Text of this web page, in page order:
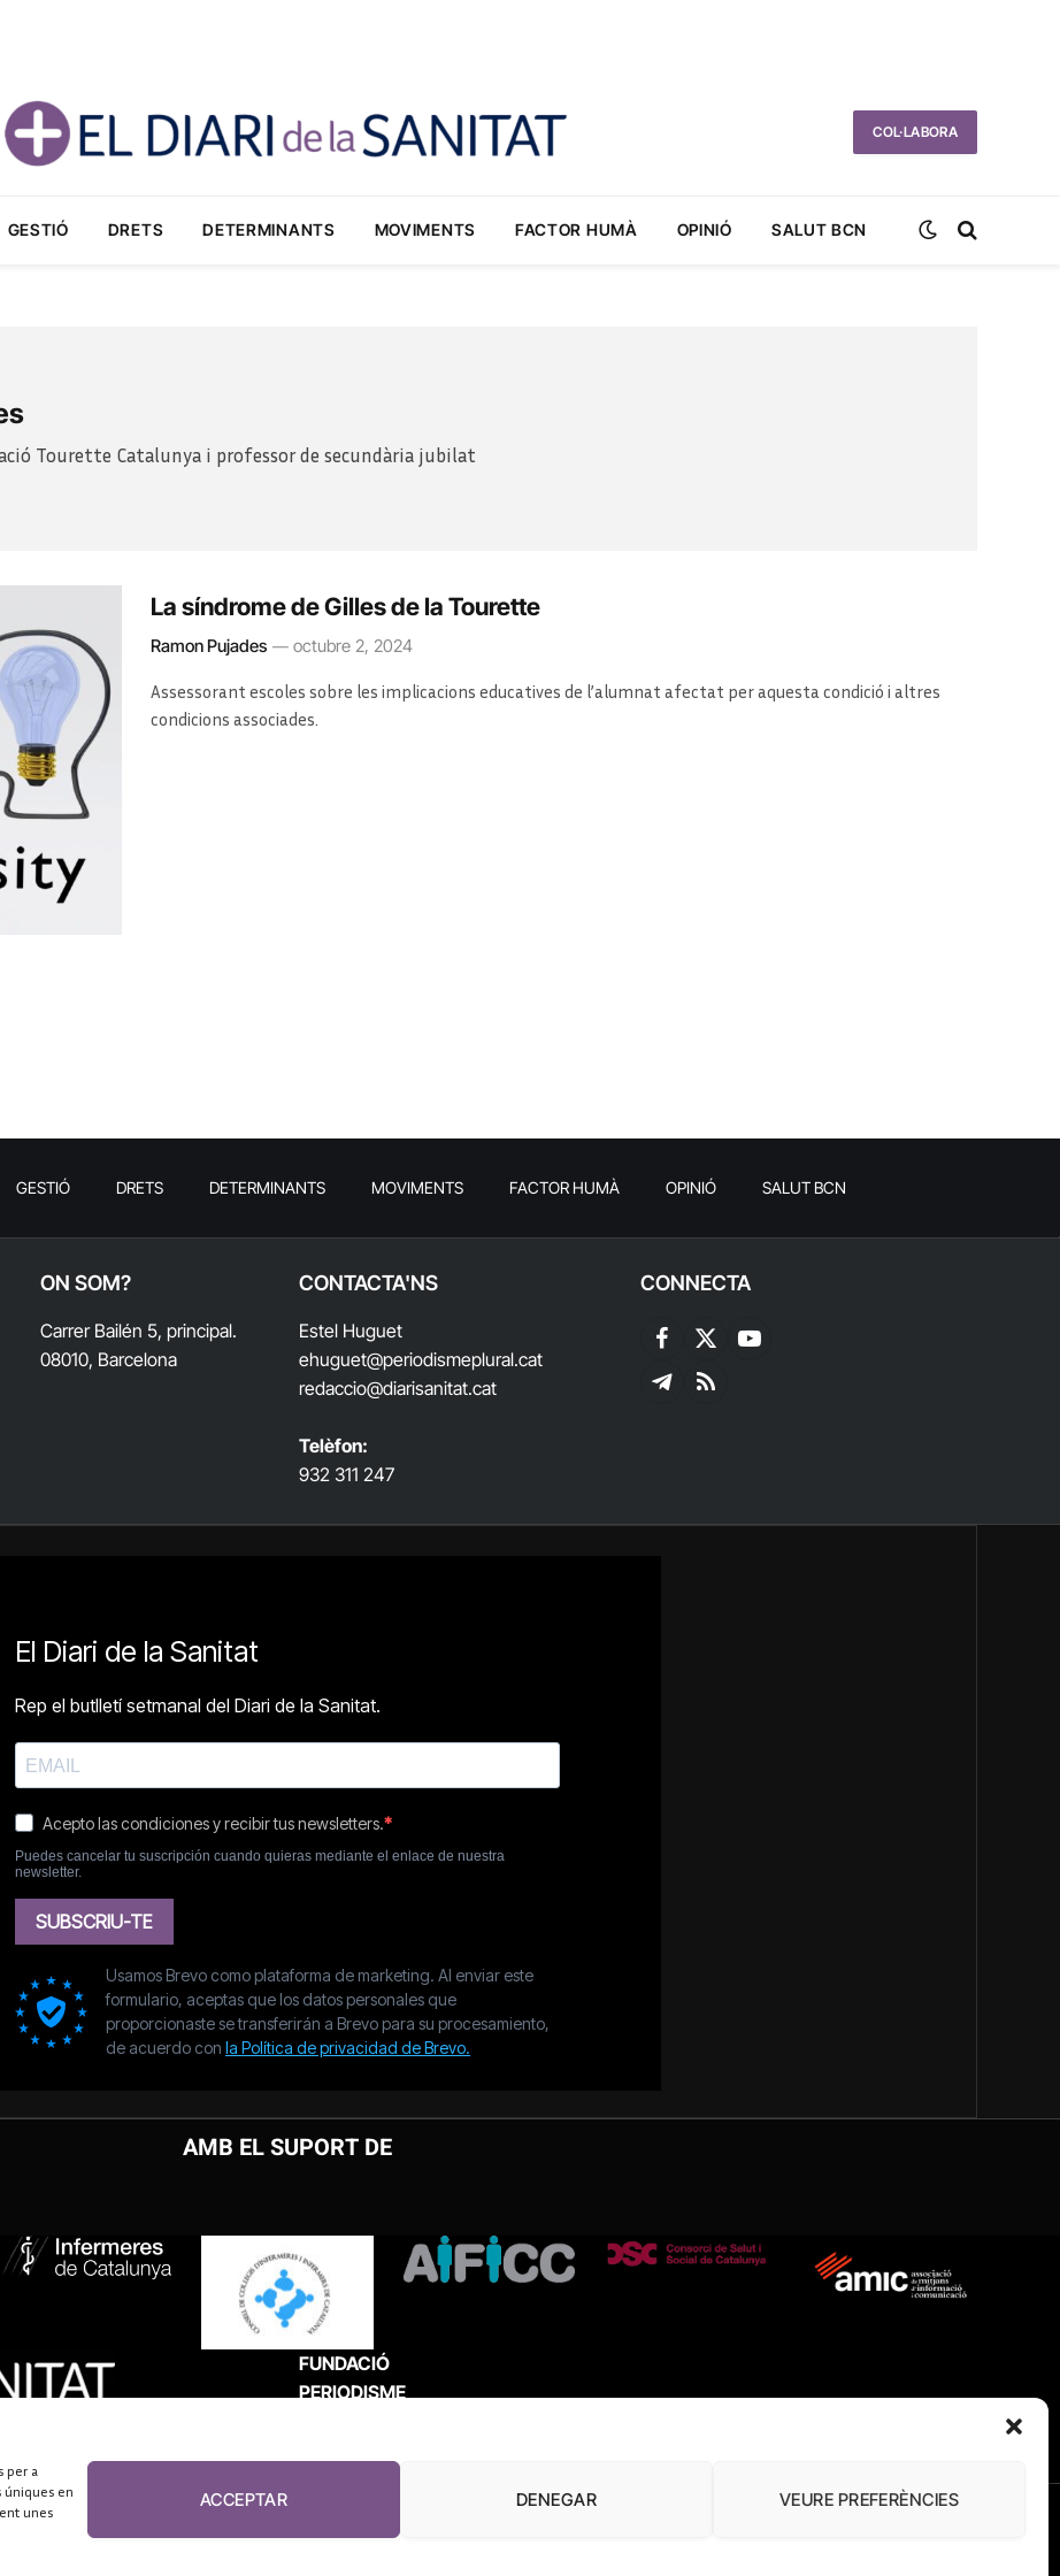
per a
úniques en
unes
ACCEPTAR DENEGAR VEURE PREFERÈNCIES
COL·LABORA
GESTIÓ DRETS DETERMINANTS MOVIMENTS FACTOR HUMÀ OPINIÓ SALUT BCN
Tourette Catalunya i professor de secundària jubilat
La síndrome de Gilles de la Tourette
Ramon Pujades octubre 2, 2024
Assessorant escoles sobre les implicacions educatives de l’alumnat afectat per aquesta condició i altres
condicions associades.
GESTIÓ DRETS DETERMINANTS MOVIMENTS FACTOR HUMÀ OPINIÓ SALUT BCN
ON SOM?
Carrer Bailén 5, principal.
08010, Barcelona
CONTACTA'NS
Estel Huguet
ehuguet@periodismeplural.cat
redaccio@diarisanitat.cat
Telèfon:
932 311 247
CONNECTA
Facebook
X
(Twitter)
YouTube
TelegramRSS
AMB EL SUPORT DE
FUNDACIÓ
PERIODISME